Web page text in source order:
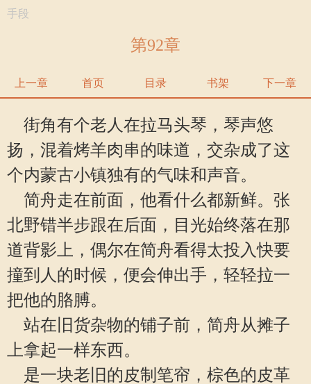
手段
第92章
上一章 首页 目录 书架 下一章
街角有个老人在拉马头琴，琴声悠
扬，混着烤羊肉串的味道，交杂成了这
个内蒙古小镇独有的气味和声音。
简舟走在前面，他看什么都新鲜。张
北野错半步跟在后面，目光始终落在那
道背影上，偶尔在简舟看得太投入快要
撞到人的时候，便会伸出手，轻轻拉一
把他的胳膊。
站在旧货杂物的铺子前，简舟从摊子
上拿起一样东西。
是一块老旧的皮制笔帘，棕色的皮革